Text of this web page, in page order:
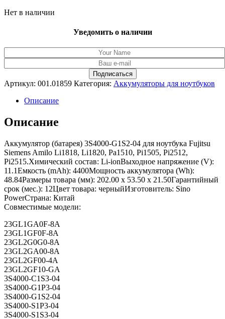
Нет в наличии
Уведомить о наличии
Артикул: 001.01859 Категория: Аккумуляторы для ноутбуков
Описание
Описание
Аккумулятор (батарея) 3S4000-G1S2-04 для ноутбука Fujitsu
Siemens Amilo Li1818, Li1820, Pa1510, Pi1505, Pi2512,
Pi2515.Химический состав: Li-ionВыходное напряжение (V):
11.1Емкость (mAh): 4400Мощность аккумулятора (Wh):
48.84Размеры товара (мм): 202.00 x 53.50 x 21.50Гарантийный
срок (мес.): 12Цвет товара: черныйИзготовитель: Sino
PowerСтрана: Китай
Совместимые модели:
23GL1GA0F-8A
23GL1GF0F-8A
23GL2G0G0-8A
23GL2GA00-8A
23GL2GF00-4A
23GL2GF10-GA
3S4000-C1S3-04
3S4000-G1P3-04
3S4000-G1S2-04
3S4000-S1P3-04
3S4000-S1S3-04